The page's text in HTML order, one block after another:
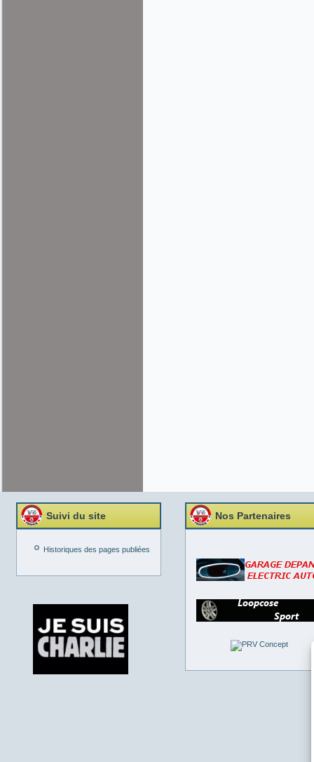
Suivi du site
Historiques des pages publiées
Nos Partenaires